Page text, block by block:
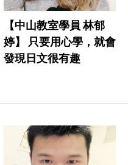
【中山教室學員 林郁
婷】 只要用心學，就會
發現日文很有趣